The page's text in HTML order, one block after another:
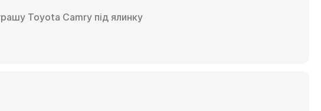
Toyota Camry під ялинку